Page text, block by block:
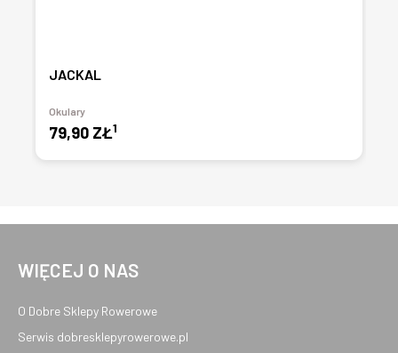
JACKAL
Okulary
79,90 ZŁ1
WIĘCEJ O NAS
O Dobre Sklepy Rowerowe
Serwis dobresklepyrowerowe.pl